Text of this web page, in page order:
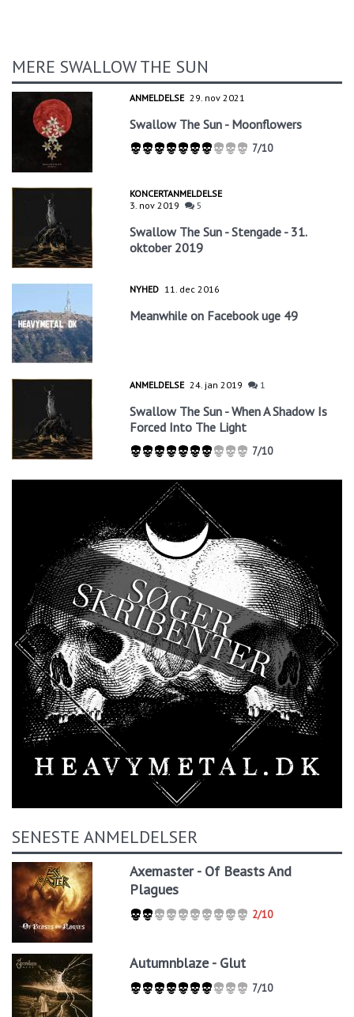
MERE SWALLOW THE SUN
ANMELDELSE 29. nov 2021
Swallow The Sun - Moonflowers
7/10
KONCERTANMELDELSE
3. nov 2019
5
Swallow The Sun - Stengade - 31.
oktober 2019
NYHED 11. dec 2016
Meanwhile on Facebook uge 49
ANMELDELSE 24. jan 2019 1
Swallow The Sun - When A Shadow Is
Forced Into The Light
7/10
SENESTE ANMELDELSER
Axemaster - Of Beasts And
Plagues
2/10
Autumnblaze - Glut
7/10